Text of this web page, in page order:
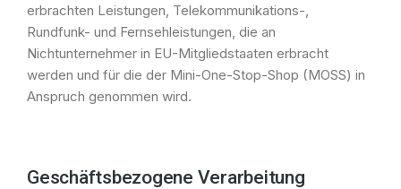
erbrachten Leistungen, Telekommunikations-,
Rundfunk- und Fernsehleistungen, die an
Nichtunternehmer in EU-Mitgliedstaaten erbracht
werden und für die der Mini-One-Stop-Shop (MOSS) in
Anspruch genommen wird.
Geschäftsbezogene Verarbeitung